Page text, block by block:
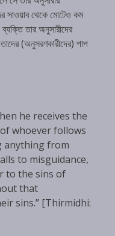
সাওয়াব থেকে মোটেও কম
তার অনুসারীদের
(অনুসরণকারীদের) পাপ
he receives the
whoever follows
anything from
to misguidance,
to the sins of
that
sins.” [Thirmidhi: